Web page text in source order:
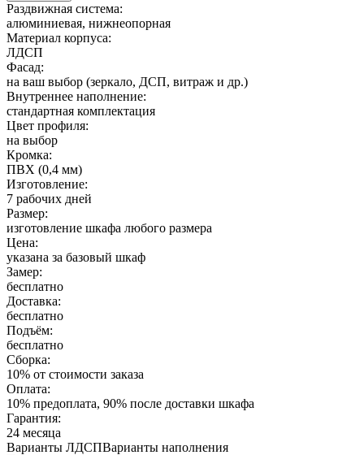
Раздвижная система:
алюминиевая, нижнеопорная
Материал корпуса:
ЛДСП
Фасад:
на ваш выбор (зеркало, ДСП, витраж и др.)
Внутреннее наполнение:
стандартная комплектация
Цвет профиля:
на выбор
Кромка:
ПВХ (0,4 мм)
Изготовление:
7 рабочих дней
Размер:
изготовление шкафа любого размера
Цена:
указана за базовый шкаф
Замер:
бесплатно
Доставка:
бесплатно
Подъём:
бесплатно
Сборка:
10% от стоимости заказа
Оплата:
10% предоплата, 90% после доставки шкафа
Гарантия:
24 месяца
Варианты ЛДСПВарианты наполнения